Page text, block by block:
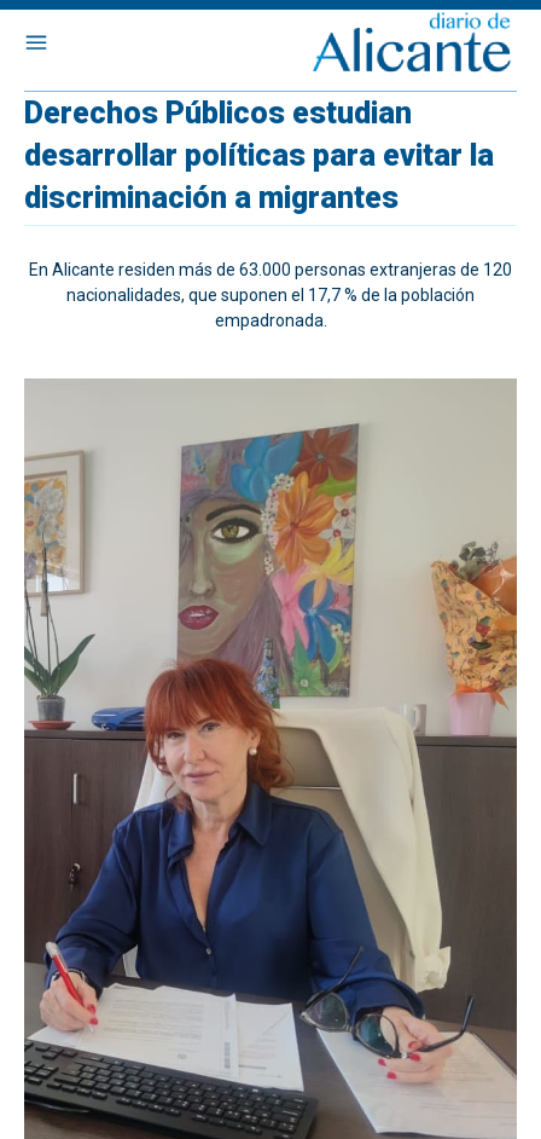
Derechos Públicos estudian
desarrollar políticas para evitar la
discriminación a migrantes
En Alicante residen más de 63.000 personas extranjeras de 120
nacionalidades, que suponen el 17,7 % de la población
empadronada.